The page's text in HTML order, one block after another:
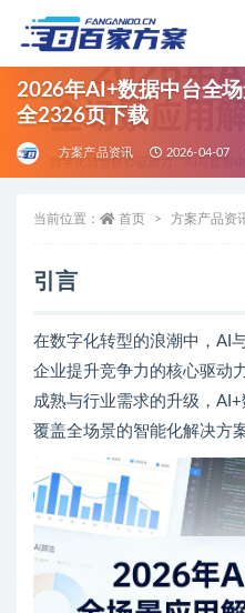
2026年AI+数据中台全
全2326页下载
方案产品资讯 2026-04-07
当前位置： 首页 方案产品资
引言
在数字化转型的浪潮中，AI
企业提升竞争力的核心驱动
成熟与行业需求的升级，
覆盖全场景的智能化解决方案